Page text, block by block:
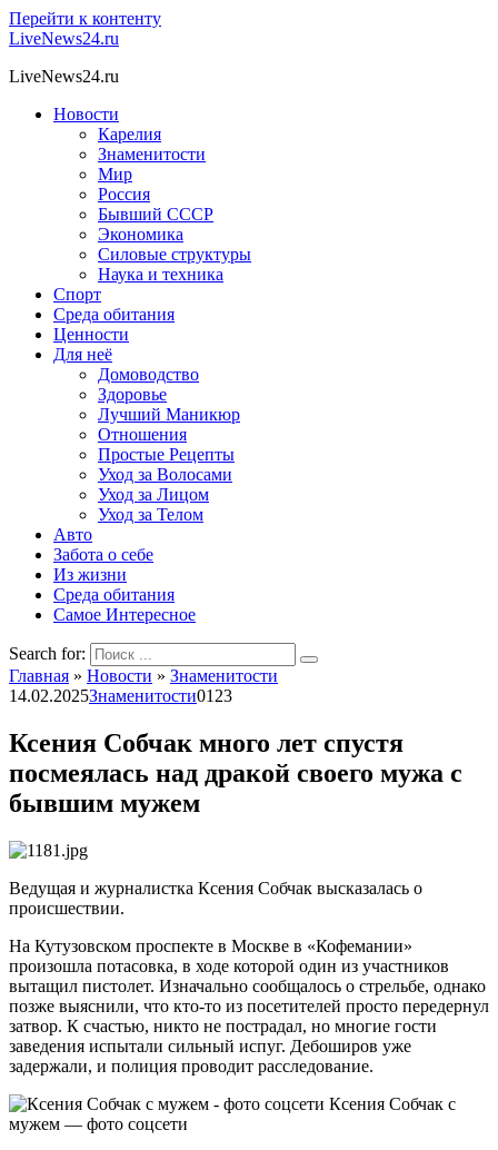
Перейти к контенту
LiveNews24.ru
LiveNews24.ru
Новости
Карелия
Знаменитости
Мир
Россия
Бывший СССР
Экономика
Силовые структуры
Наука и техника
Спорт
Среда обитания
Ценности
Для неё
Домоводство
Здоровье
Лучший Маникюр
Отношения
Простые Рецепты
Уход за Волосами
Уход за Лицом
Уход за Телом
Авто
Забота о себе
Из жизни
Среда обитания
Самое Интересное
Search for:
Главная » Новости » Знаменитости
14.02.2025Знаменитости0123
Ксения Собчак много лет спустя
посмеялась над дракой своего мужа с
бывшим мужем
Ведущая и журналистка Ксения Собчак высказалась о
происшествии.
На Кутузовском проспекте в Москве в «Кофемании»
произошла потасовка, в ходе которой один из участников
вытащил пистолет. Изначально сообщалось о стрельбе, однако
позже выяснили, что кто-то из посетителей просто передернул
затвор. К счастью, никто не пострадал, но многие гости
заведения испытали сильный испуг. Дебоширов уже
задержали, и полиция проводит расследование.
Ксения Собчак с
мужем — фото соцсети